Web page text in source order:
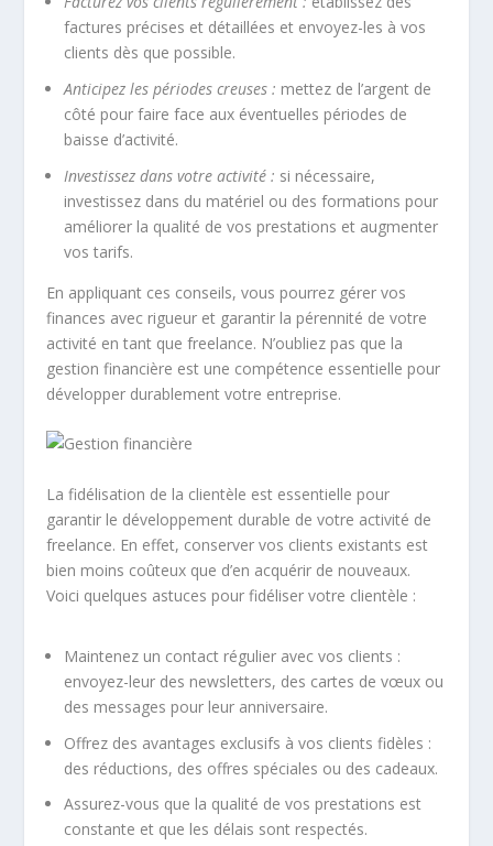
factures précises et détaillées et envoyez-les à vos
clients dès que possible.
Anticipez les périodes creuses : mettez de l’argent de
côté pour faire face aux éventuelles périodes de
baisse d’activité.
Investissez dans votre activité : si nécessaire,
investissez dans du matériel ou des formations pour
améliorer la qualité de vos prestations et augmenter
vos tarifs.
En appliquant ces conseils, vous pourrez gérer vos
finances avec rigueur et garantir la pérennité de votre
activité en tant que freelance. N’oubliez pas que la
gestion financière est une compétence essentielle pour
développer durablement votre entreprise.
La fidélisation de la clientèle est essentielle pour
garantir le développement durable de votre activité de
freelance. En effet, conserver vos clients existants est
bien moins coûteux que d’en acquérir de nouveaux.
Voici quelques astuces pour fidéliser votre clientèle :
Maintenez un contact régulier avec vos clients :
envoyez-leur des newsletters, des cartes de vœux ou
des messages pour leur anniversaire.
Offrez des avantages exclusifs à vos clients fidèles :
des réductions, des offres spéciales ou des cadeaux.
Assurez-vous que la qualité de vos prestations est
constante et que les délais sont respectés.